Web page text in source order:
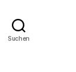
Suchen